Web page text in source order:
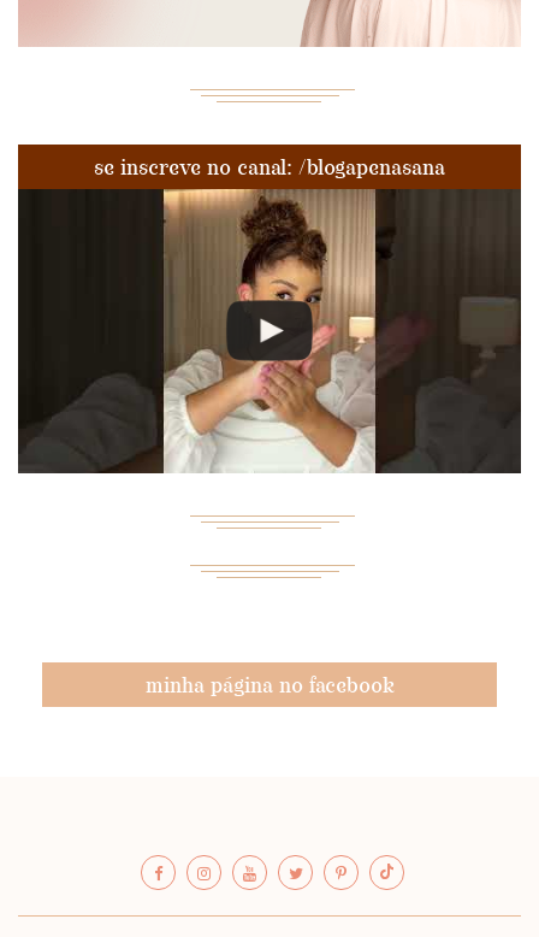
se inscreve no canal: /blogapenasana
minha página no facebook